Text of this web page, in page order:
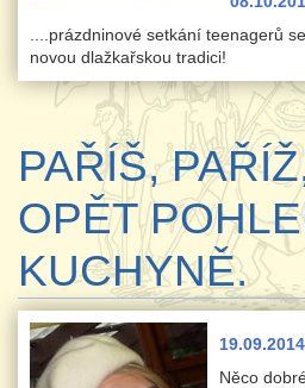
....prázdninové setkání teenagerů
novou dlažkařskou tradici!
PAŘÍŠ,
OPĚT
KUCHYNĚ.
Něco